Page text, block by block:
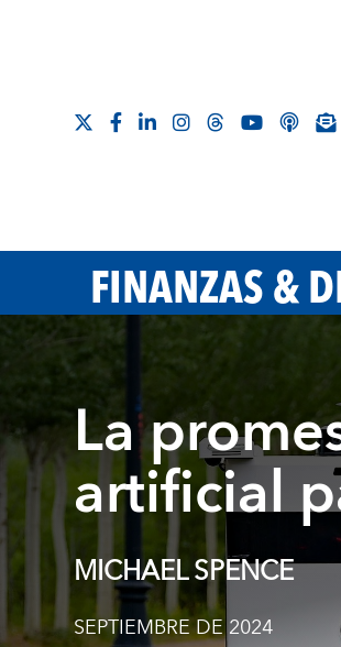
FINANZAS &
La
artificial
MICHAEL SPENCE
SEPTIEMBRE DE 2024